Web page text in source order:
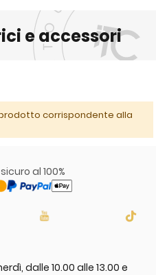
e accessori
corrispondente alla
al 100%
dalle 10.00 alle 13.00 e